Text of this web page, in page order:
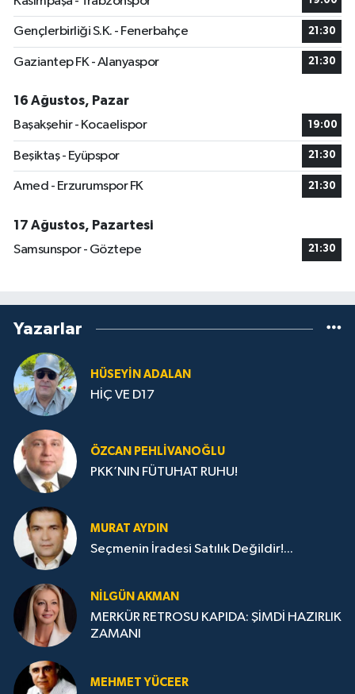
Gençlerbirliği S.K. - Fenerbahçe 21:30
Gaziantep FK - Alanyaspor 21:30
16 Ağustos, Pazar
Başakşehir - Kocaelispor
19:00
Beşiktaş - Eyüpspor 21:30
Amed - Erzurumspor FK 21:30
17 Ağustos, Pazartesi
Samsunspor - Göztepe
21:30
Yazarlar
HÜSEYIN ADALAN
HİÇ VE D17
ÖZCAN PEHLIVANOĞLU
PKK’NIN FÜTUHAT RUHU!
MURAT AYDIN
Seçmenin İradesi Satılık Değildir!...
NILGÜN AKMAN
MERKÜR RETROSU KAPIDA: ŞİMDİ HAZIRLIK
ZAMANI
MEHMET YÜCEER